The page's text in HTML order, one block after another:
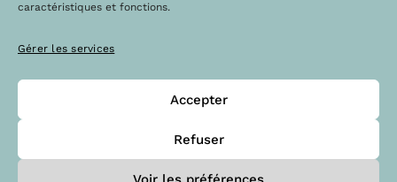
caractéristiques et fonctions.
Gérer les services
Accepter
Refuser